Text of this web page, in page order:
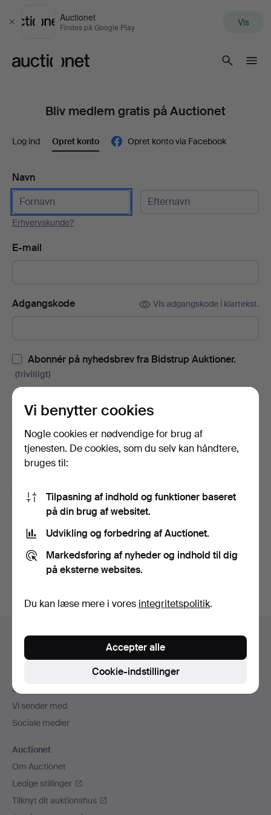
Luk
Auctionet
Findes på Google Play Vis
Bliv medlem gratis på Auctionet
Log ind Opret konto Opret konto via Facebook
Navn
Erhvervskunde?
E-mail
Adgangskode Vis adgangskode i klartekst.
Abonnér på nyhedsbrev fra Bidstrup Auktioner.
(frivilligt)
Med blandt andet auktionskataloger, invitationer til events og
nyheder. Hvis du fortryder, kan du nemt afslutte abonnementet.
Tilmeld dig Auctionets nyhedsbrev. (frivilligt)
Her kan du blandt andet se eksperttips, udvalgte genstande og
inspiration. Hvis du fortryder, kan du nemt framelde det igen.
Jeg er over 18 år og godkender brugervilkårene
købsbetingelser
samt bekræfter, at jeg har læst
integritetspolitikken
Opret konto
Hjælp og kontaktoplysninger
Kontakt supporten
Betalingsmuligheder
Vi sender med
Sociale medier
Auctionet
Om Auctionet
Ledige stillinger
Tilknyt dit auktionshus
Vi benytter cookies
Nogle cookies er nødvendige for brug af
tjenesten. De cookies, som du selv kan håndtere,
bruges til:
Tilpasning af indhold og funktioner baseret
på din brug af websitet.
Udvikling og forbedring af Auctionet.
Markedsføring af nyheder og indhold til dig
på eksterne websites.
Du kan læse mere i vores integritetspolitik.
Cookie-indstillinger
Accepter alle